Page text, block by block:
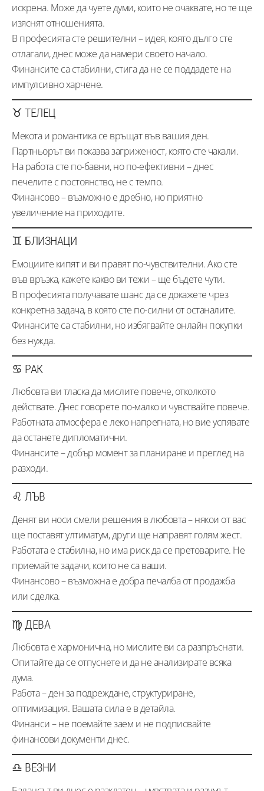
искрена. Може да чуете думи, които не очаквате, но те ще
изяснят отношенията.
В професията сте решителни – идея, която дълго сте
отлагали, днес може да намери своето начало.
Финансите са стабилни, стига да не се поддадете на
импулсивно харчене.
♉ ТЕЛЕЦ
Мекота и романтика се връщат във вашия ден.
Партньорът ви показва загриженост, която сте чакали.
На работа сте по-бавни, но по-ефективни – днес
печелите с постоянство, не с темпо.
Финансово – възможно е дребно, но приятно
увеличение на приходите.
♊ БЛИЗНАЦИ
Емоциите кипят и ви правят по-чувствителни. Ако сте
във връзка, кажете какво ви тежи – ще бъдете чути.
В професията получавате шанс да се докажете чрез
конкретна задача, в която сте по-силни от останалите.
Финансите са стабилни, но избягвайте онлайн покупки
без нужда.
♋ РАК
Любовта ви тласка да мислите повече, отколкото
действате. Днес говорете по-малко и чувствайте повече.
Работната атмосфера е леко напрегната, но вие успявате
да останете дипломатични.
Финансите – добър момент за планиране и преглед на
разходи.
♌ ЛЪВ
Денят ви носи смели решения в любовта – някои от вас
ще поставят ултиматум, други ще направят голям жест.
Работата е стабилна, но има риск да се претоварите. Не
приемайте задачи, които не са ваши.
Финансово – възможна е добра печалба от продажба
или сделка.
♍ ДЕВА
Любовта е хармонична, но мислите ви са разпръснати.
Опитайте да се отпуснете и да не анализирате всяка
дума.
Работа – ден за подреждане, структуриране,
оптимизация. Вашата сила е в детайла.
Финанси – не поемайте заем и не подписвайте
финансови документи днес.
♎ ВЕЗНИ